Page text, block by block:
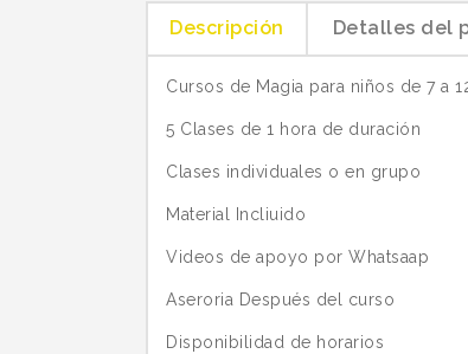
Descripción Detalles del
Cursos de Magia para niños de 7 a
5 Clases de 1 hora de duración
Clases individuales o en grupo
Material Incliuido
Videos de apoyo por Whatsaap
Aseroria Después del curso
Disponibilidad de horarios